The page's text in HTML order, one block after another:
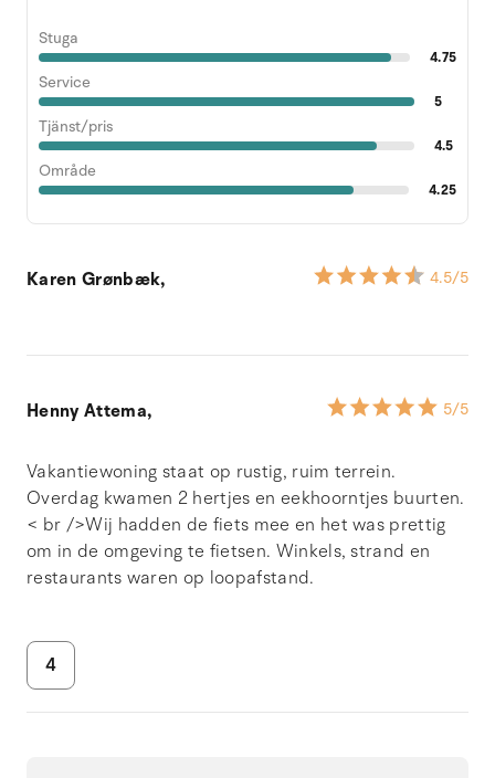
Stuga
4.75
Service
5
Tjänst/pris
4.5
Område
4.25
Karen Grønbæk, 4.5/5
Henny Attema, 5/5
Vakantiewoning staat op rustig, ruim terrein.
Overdag kwamen 2 hertjes en eekhoorntjes buurten.
< br />Wij hadden de fiets mee en het was prettig
om in de omgeving te fietsen. Winkels, strand en
restaurants waren op loopafstand.
4